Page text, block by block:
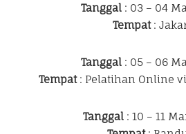
Tanggal: 03 – 04
Tempat:
Tanggal: 05 – 06
Tempat: Pelatihan Online
Tanggal : 10 – 11